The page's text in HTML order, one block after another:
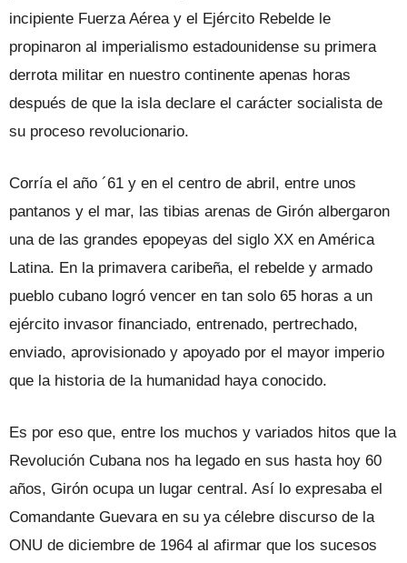
incipiente Fuerza Aérea y el Ejército Rebelde le
propinaron al imperialismo estadounidense su primera
derrota militar en nuestro continente apenas horas
después de que la isla declare el carácter socialista de
su proceso revolucionario.
Corría el año ´61 y en el centro de abril, entre unos
pantanos y el mar, las tibias arenas de Girón albergaron
una de las grandes epopeyas del siglo XX en América
Latina. En la primavera caribeña, el rebelde y armado
pueblo cubano logró vencer en tan solo 65 horas a un
ejército invasor financiado, entrenado, pertrechado,
enviado, aprovisionado y apoyado por el mayor imperio
que la historia de la humanidad haya conocido.
Es por eso que, entre los muchos y variados hitos que la
Revolución Cubana nos ha legado en sus hasta hoy 60
años, Girón ocupa un lugar central. Así lo expresaba el
Comandante Guevara en su ya célebre discurso de la
ONU de diciembre de 1964 al afirmar que los sucesos